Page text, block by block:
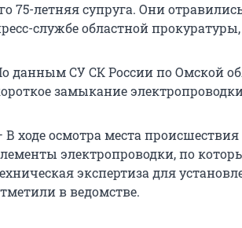
75-летняя супруга. Они
службе областной
данным СУ СК России по Омской
замыкание
В ходе осмотра места
электропроводки, по
экспертиза для
в ведомстве.